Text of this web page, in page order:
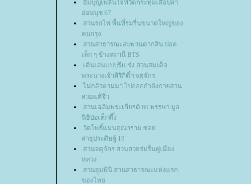
อิ่มบุญเพลินใจที่วัดกระทุ่มเสือปลา
อ่อนนุช 67
สวนรถไฟ พื้นที่ร่มรื่นขนาดใหญ่ของ
คนกรุง
สวนสาธารณะสะพานตากสิน ปอด
เล็ก ๆ ข้างสถานี BTS
เดินเล่นแบบรีบเร่ง สวนสมเด็จ
พระนางเจ้าสิริกิติ์ฯ จตุจักร
ไม่กลัวตามมา ไปออกกำลังกายสวน
สวยแต้จิ๋ว
สวนเฉลิมพระเกียรติ 80 พรรษา มูล
นิธิป่อเต็กตึ๊ง
วัดโพธิ์แมนคุณาราม ซอ
สาธุประดิษฐ์ 19
สวนจตุจักร สวนสวยร่มรื่นคู่เมือง
หลวง
สวนลุุมพินี สวนสาธารณะแห่งแรก
ของไท